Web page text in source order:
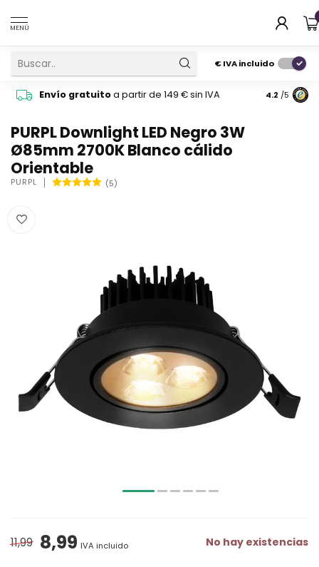
MENÚ
€IVA incluido
Envío gratuitoa partir de 149 € sin IVA Pide
4.2 /5
PURPL Downlight LED Negro 3W
Ø85mm 2700K Blanco cálido
Orientable
PURPL (5)
11,99 8,99 IVA incluido No hay existencias